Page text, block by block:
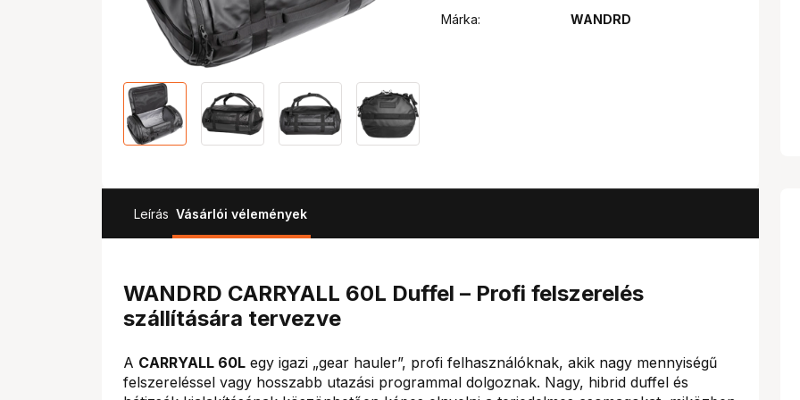
Márka:
WANDRD
Leírás Vásárlói vélemények
WANDRD CARRYALL 60L Duffel – Profi felszerelés
szállítására tervezve
A CARRYALL 60L egy igazi „gear hauler”, profi felhasználóknak, akik nagy mennyiségű
felszereléssel vagy hosszabb utazási programmal dolgoznak. Nagy, hibrid duffel és